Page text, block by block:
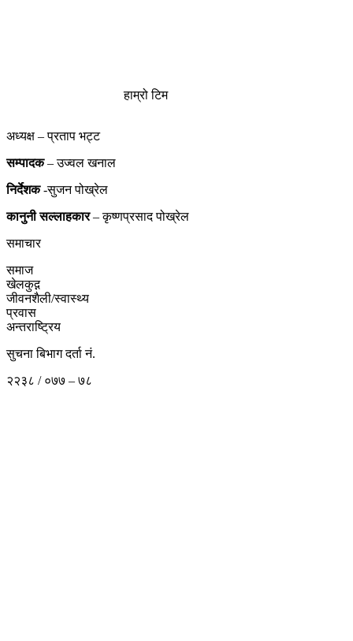
हाम्रो टिम
अध्यक्ष – प्रताप भट्ट
सम्पादक– उज्वल खनाल
निर्देशक-सुजन पोख्रेल
कानुनी सल्लाहकार– कृष्णप्रसाद पोख्रेल
समाचार
समाज
खेलकुद़़
जीवनशैली/स्वास्थ्य
प्रवास
अन्तराष्ट्रिय
सुचना बिभाग दर्ता नं.
२२३८ / ०७७ – ७८